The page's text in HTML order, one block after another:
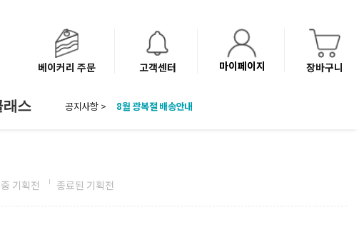
베이커리 주문 고객센터 마이페이지 장바구니
래스 공지사항 >
'NEW 바이브믹스 or 바리스타시럽 1종' 체험단 발표
기획전 종료된 기획전